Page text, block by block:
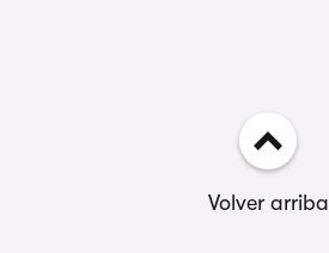
Volver arriba